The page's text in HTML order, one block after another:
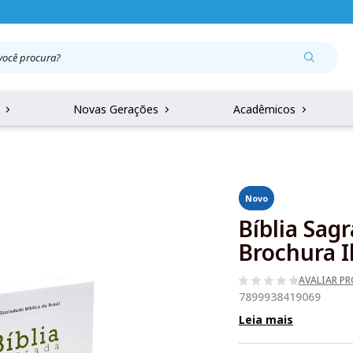
Novas Gerações Acadêmicos
Novo
Bíblia
Brochura
AVALIAR
7899938419069
Leia mais